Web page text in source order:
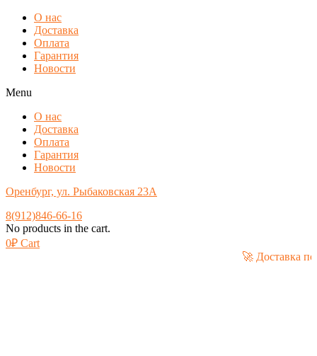
О нас
Доставка
Оплата
Гарантия
Новости
Menu
О нас
Доставка
Оплата
Гарантия
Новости
Оренбург, ул. Рыбаковская 23А
8(912)846-66-16
No products in the cart.
0₽ Cart
🚀